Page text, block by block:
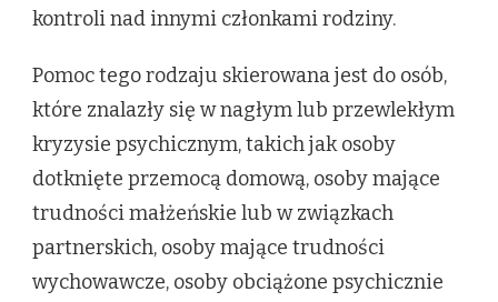
kontroli nad innymi członkami rodziny.
Pomoc tego rodzaju skierowana jest do osób,
które znalazły się w nagłym lub przewlekłym
kryzysie psychicznym, takich jak osoby
dotknięte przemocą domową, osoby mające
trudności małżeńskie lub w związkach
partnerskich, osoby mające trudności
wychowawcze, osoby obciążone psychicznie